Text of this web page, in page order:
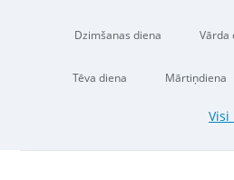
Dzimšanas diena Vārda
Tēva diena Mārtiņdiena
Visi